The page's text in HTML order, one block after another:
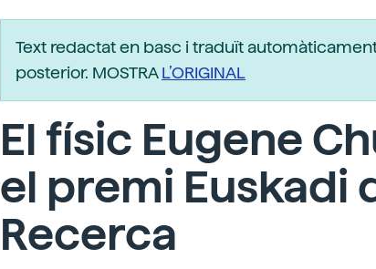
Text redactat en basc i traduït
posterior. MOSTRAL’ORIGINAL
El físic Eugene
el premi Euskadi
Recerca